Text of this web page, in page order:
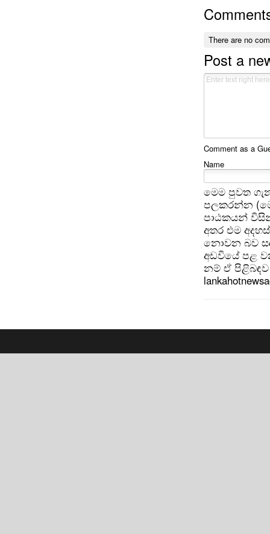
There are no
Post a
Comment as a
Name
මෙම පුවත
පලකරන්න
පාඨකයන්
අතර එම
නොවන බව
අඩවියේ පළ
නම් ඒ පිළිබඳව